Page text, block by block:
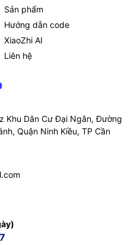
Sản phẩm
Hướng dẫn code
XiaoZhi AI
Liên hệ
Khu Dân Cư Đại Ngân, Đường
Quận Ninh Kiều, TP Cần